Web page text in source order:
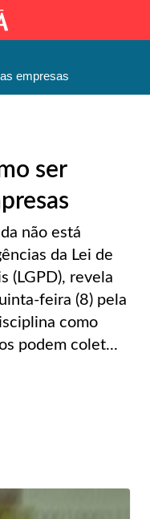
empresas
ser
não está
da Lei de
(LGPD), revela
feira (8) pela
como
podem colet...